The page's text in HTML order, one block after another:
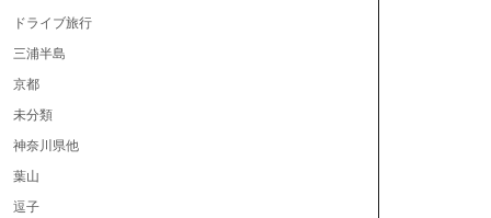
ドライブ旅行
三浦半島
京都
未分類
神奈川県他
葉山
逗子